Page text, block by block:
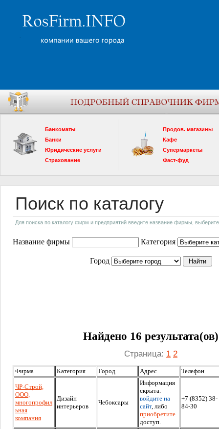
Банкоматы
Банки
Юридические услуги
Страхование
Продов. магазины
Кафе
Супермаркеты
Фаст-фуд
Поиск по каталогу
Для поиска по каталогу фирм и предприятий введите название фирмы, выберите
Название фирмы Категория
Город
Найдено 16 результата(ов)
Страница: 1 2
Фирма Категория Город Адрес Телефон
ЧР-Строй,
ООО,
многопрофил
ьная
компания
Дизайн
интерьеров
Чебоксары
Информация
скрыта.
войдите на
сайт, либо
приобретите
доступ.
+7 (8352) 38-
84-30